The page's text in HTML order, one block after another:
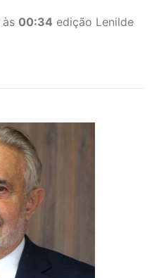
às 00:34 edição Lenilde